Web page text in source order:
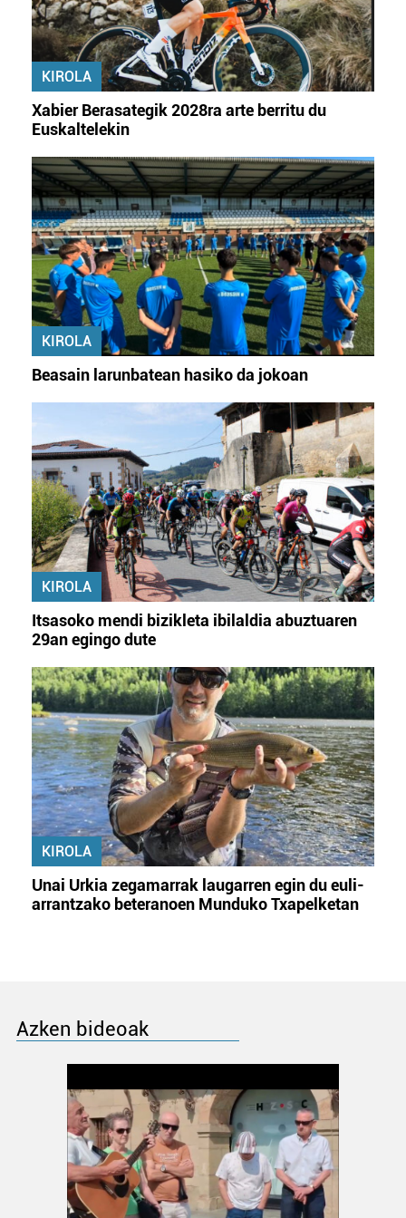
KIROLA
Xabier Berasategik 2028ra arte berritu du
Euskaltelekin
KIROLA
Beasain larunbatean hasiko da jokoan
KIROLA
Itsasoko mendi bizikleta ibilaldia abuztuaren
29an egingo dute
KIROLA
Unai Urkia zegamarrak laugarren egin du euli-
arrantzako beteranoen Munduko Txapelketan
Azken bideoak